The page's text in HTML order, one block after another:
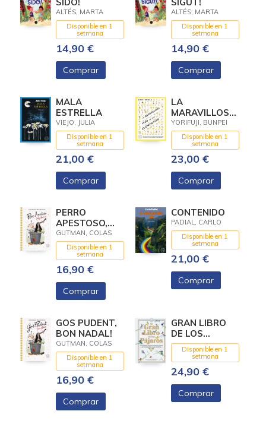
ALTÉS, MARTA
Disponible en 1
setmana
14,90 €
Comprar
ALTÉS, MARTA
Disponible en 1
setmana
14,90 €
Comprar
MALA
ESTRELLA
VIEJO, JULIA
Disponible en 1
setmana
21,00 €
Comprar
LA
MARAVILLOSA
VIDA DE LOS
ELEMENTOS
YORIFUJI, BUNPEI
Disponible en 1
setmana
23,00 €
Comprar
PERRO
APESTOSO,
¡FELIZ
NAVIDAD!
GUTMAN, COLAS
Disponible en 1
setmana
16,90 €
Comprar
CONTENIDO
PADIAL, CARLO
Disponible en 1
setmana
21,00 €
Comprar
GOS PUDENT,
BON NADAL!
GUTMAN, COLAS
Disponible en 1
setmana
16,90 €
Comprar
GRAN LIBRO
DE LOS
PAJAROS, EL
Disponible en 1
setmana
24,90 €
Comprar